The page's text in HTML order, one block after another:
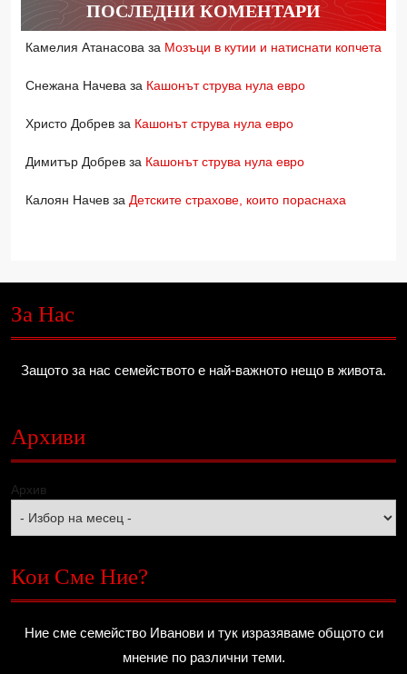
ПОСЛЕДНИ КОМЕНТАРИ
Камелия Атанасова за Мозъци в кутии и натиснати копчета
Снежана Начева за Кашонът струва нула евро
Христо Добрев за Кашонът струва нула евро
Димитър Добрев за Кашонът струва нула евро
Калоян Начев за Детските страхове, които пораснаха
За Нас
Защото за нас семейството е най-важното нещо в живота.
Архиви
Архив
Кои Сме Ние?
Ние сме семейство Иванови и тук изразяваме общото си
мнение по различни теми.